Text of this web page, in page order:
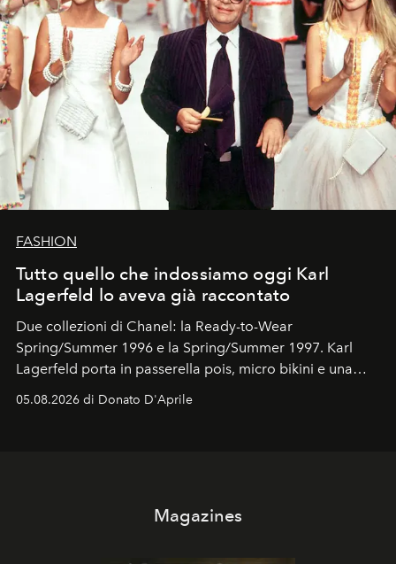
FASHION
Tutto quello che indossiamo oggi Karl
Lagerfeld lo aveva già raccontato
Due collezioni di Chanel: la Ready-to-Wear
Spring/Summer 1996 e la Spring/Summer 1997. Karl
Lagerfeld porta in passerella pois, micro bikini e una
logomania pensata per la spiaggia
Kate, Claudia e Carla una dietro l'altra. Trent'anni dopo,
05.08.2026 di Donato D'Aprile
Magazines